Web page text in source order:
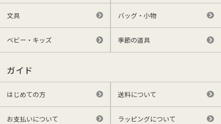
文具 バッグ・小物
ベビー・キッズ 季節の道具
ガイド
はじめての方 送料について
お支払いについて ラッピングについて